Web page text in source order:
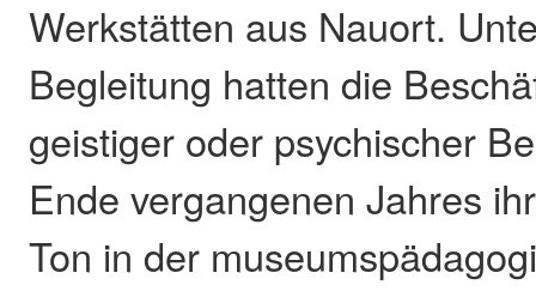
Werkstätten aus Nauort.
Begleitung hatten die
geistiger oder psychischer
Ende vergangenen Jahres
Ton in der